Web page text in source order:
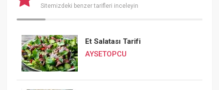
Sitemizdeki benzer tarifleri inceleyin
Et Salatası Tarifi
AYSETOPCU